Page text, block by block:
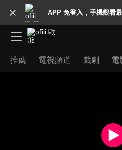
APP 免登入，手機觀看
推薦 電視頻道 戲劇 電